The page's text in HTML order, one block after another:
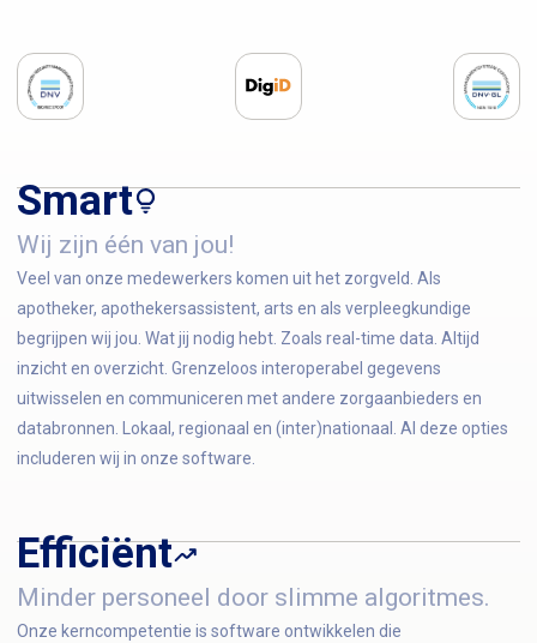
Smart
Wij zijn één van jou!
Veel van onze medewerkers komen uit het zorgveld. Als
apotheker, apothekersassistent, arts en als verpleegkundige
begrijpen wij jou. Wat jij nodig hebt. Zoals real-time data. Altijd
inzicht en overzicht. Grenzeloos interoperabel gegevens
uitwisselen en communiceren met andere zorgaanbieders en
databronnen. Lokaal, regionaal en (inter)nationaal. Al deze opties
includeren wij in onze software.
Efficiënt
Minder personeel door slimme algoritmes.
Onze kerncompetentie is software ontwikkelen die